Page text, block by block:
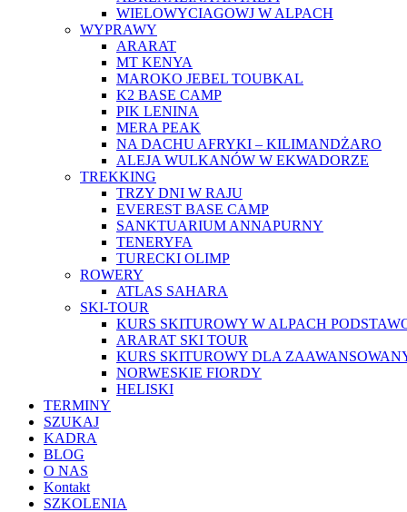
WIELOWYCIAGOWJ W ALPACH
WYPRAWY
ARARAT
MT KENYA
MAROKO JEBEL TOUBKAL
K2 BASE CAMP
PIK LENINA
MERA PEAK
NA DACHU AFRYKI – KILIMANDŻARO
ALEJA WULKANÓW W EKWADORZE
TREKKING
TRZY DNI W RAJU
EVEREST BASE CAMP
SANKTUARIUM ANNAPURNY
TENERYFA
TURECKI OLIMP
ROWERY
ATLAS SAHARA
SKI-TOUR
KURS SKITUROWY W ALPACH
ARARAT SKI TOUR
KURS SKITUROWY DLA
NORWESKIE FIORDY
HELISKI
TERMINY
SZUKAJ
KADRA
BLOG
O NAS
Kontakt
SZKOLENIA